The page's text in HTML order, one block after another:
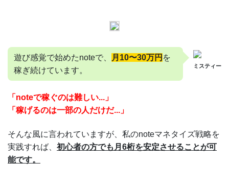
遊び感覚で始めたnoteで、 月10〜30万円 を
稼ぎ続けています。
ミスティー
「noteで稼ぐのは難しい...」
「稼げるのは一部の人だけだ...」
そんな風に言われていますが、私のnoteマネタイズ戦略を
実践すれば、 初心者の方でも月6桁を安定させることが可
能です。